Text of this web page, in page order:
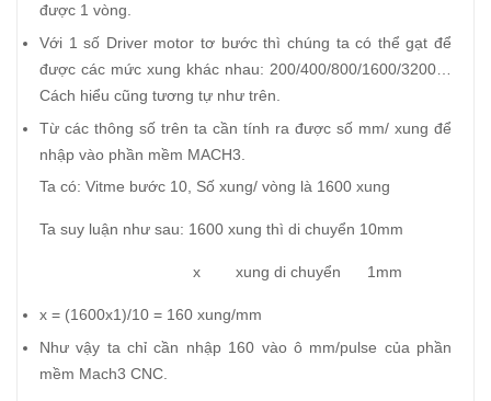
được 1 vòng.
Với 1 số Driver motor tơ bước thì chúng ta có thể gạt để
được các mức xung khác nhau: 200/400/800/1600/3200…
Cách hiểu cũng tương tự như trên.
Từ các thông số trên ta cần tính ra được số mm/ xung để
nhập vào phần mềm MACH3.
Ta có: Vitme bước 10, Số xung/ vòng là 1600 xung
Ta suy luận như sau: 1600 xung thì di chuyển 10mm
x xung di chuyển 1mm
x = (1600x1)/10 = 160 xung/mm
Như vậy ta chỉ cần nhập 160 vào ô mm/pulse của phần
mềm Mach3 CNC.